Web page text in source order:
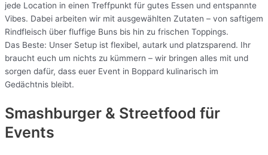
jede Location in einen Treffpunkt für gutes Essen und entspannte
Vibes. Dabei arbeiten wir mit ausgewählten Zutaten – von saftigem
Rindfleisch über fluffige Buns bis hin zu frischen Toppings.
Das Beste: Unser Setup ist flexibel, autark und platzsparend. Ihr
braucht euch um nichts zu kümmern – wir bringen alles mit und
sorgen dafür, dass euer Event in Boppard kulinarisch im
Gedächtnis bleibt.
Smashburger & Streetfood für
Events